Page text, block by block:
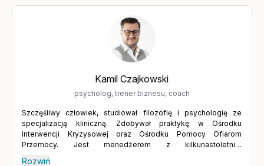
człowieka, ale także samego siebie. Podejmowanie trudnych
tematów wymaga odwagi i gotowości do konfrontacji z
własnymi słabościami oraz niepewnością – ale warto to robić.
Wyrażanie tego, czego naprawdę chcemy, aktywne słuchanie i
budowanie relacji poprzez wymianę myśli prowadzą do
rozwoju, a rozwój to jeden z kluczy do spełnienia.
Kamil Czajkowski
psycholog, trener biznesu, coach
Szczęśliwy człowiek, studiował filozofię i psychologię ze
specjalizacją kliniczną. Zdobywał praktykę w Ośrodku
Interwencji Kryzysowej oraz Ośrodku Pomocy Ofiarom
Przemocy. Jest menedżerem z kilkunastoletnim
Rozwiń